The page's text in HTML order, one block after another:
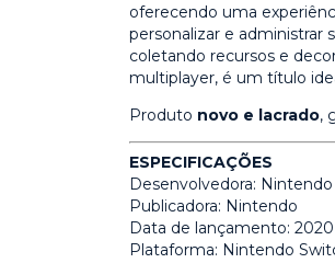
oferecendo uma
personalizar e administrar
coletando recursos e
multiplayer, é um título
Produto novo e lacrado,
ESPECIFICAÇÕES
Desenvolvedora: Nintendo
Publicadora: Nintendo
Data de lançamento: 2020
Plataforma: Nintendo